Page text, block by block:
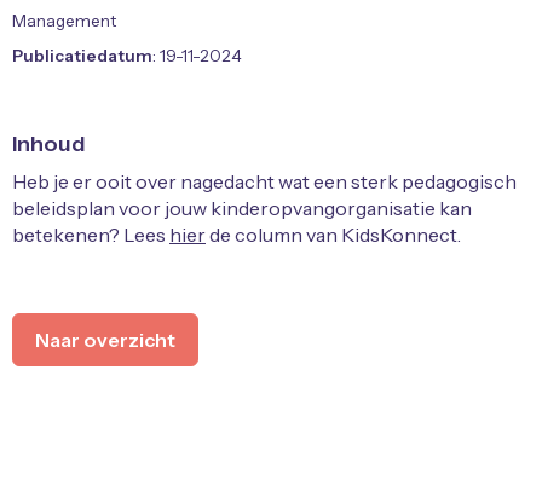
Management
Publicatiedatum: 19-11-2024
Inhoud
Heb je er ooit over nagedacht wat een sterk pedagogisch
beleidsplan voor jouw kinderopvangorganisatie kan
betekenen? Lees hierde column van KidsKonnect.
Naar overzicht